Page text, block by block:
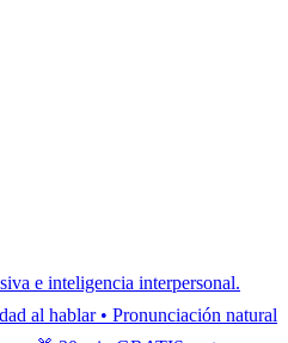
e inteligencia interpersonal.
al hablar • Pronunciación natural